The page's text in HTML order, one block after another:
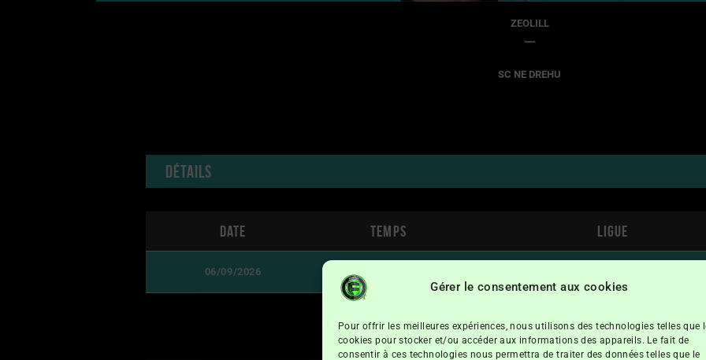
Gérer le consentement aux cookies
Pour offrir les meilleures expériences, nous utilisons des technologies telles que
cookies pour stocker et/ou accéder aux informations des appareils. Le fait de
consentir à ces technologies nous permettra de traiter des données telles que le
ZEOLILL
—
SC NE DREHU
Détails
Date Temps Ligue
06/09/2026